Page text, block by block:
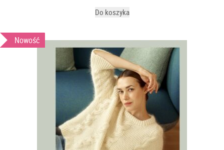
Do koszyka
Nowość